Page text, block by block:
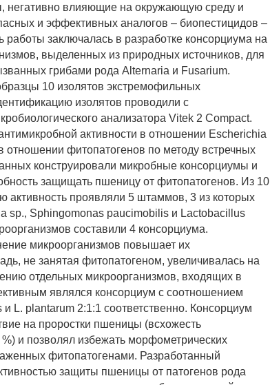
негативно влияющие на окружающую среду и
и эффективных аналогов – биопестицидов –
заключалась в разработке консорциума на
выделенных из природных источников, для
грибами рода Alternaria и Fusarium.
10 изолятов экстремофильных
изолятов проводили с
анализатора Vitek 2 Compact.
активности в отношении Escherichia
отношении фитопатогенов по методу встречных
конструировали микробные консорциумы и
защищать пшеницу от фитопатогенов. Из 10
активность проявляли 5 штаммов, 3 из которых
sp., Sphingomonas paucimobilis и Lactobacillus
составили 4 консорциума.
микроорганизмов повышает их
не занятая фитопатогеном, увеличивалась на
отдельных микроорганизмов, входящих в
являлся консорциум с соотношением
L. plantarum 2:1:1 соответственно. Консорциум
на проростки пшеницы (всхожесть
и позволял избежать морфометрических
фитопатогенами. Разработанный
защиты пшеницы от патогенов рода